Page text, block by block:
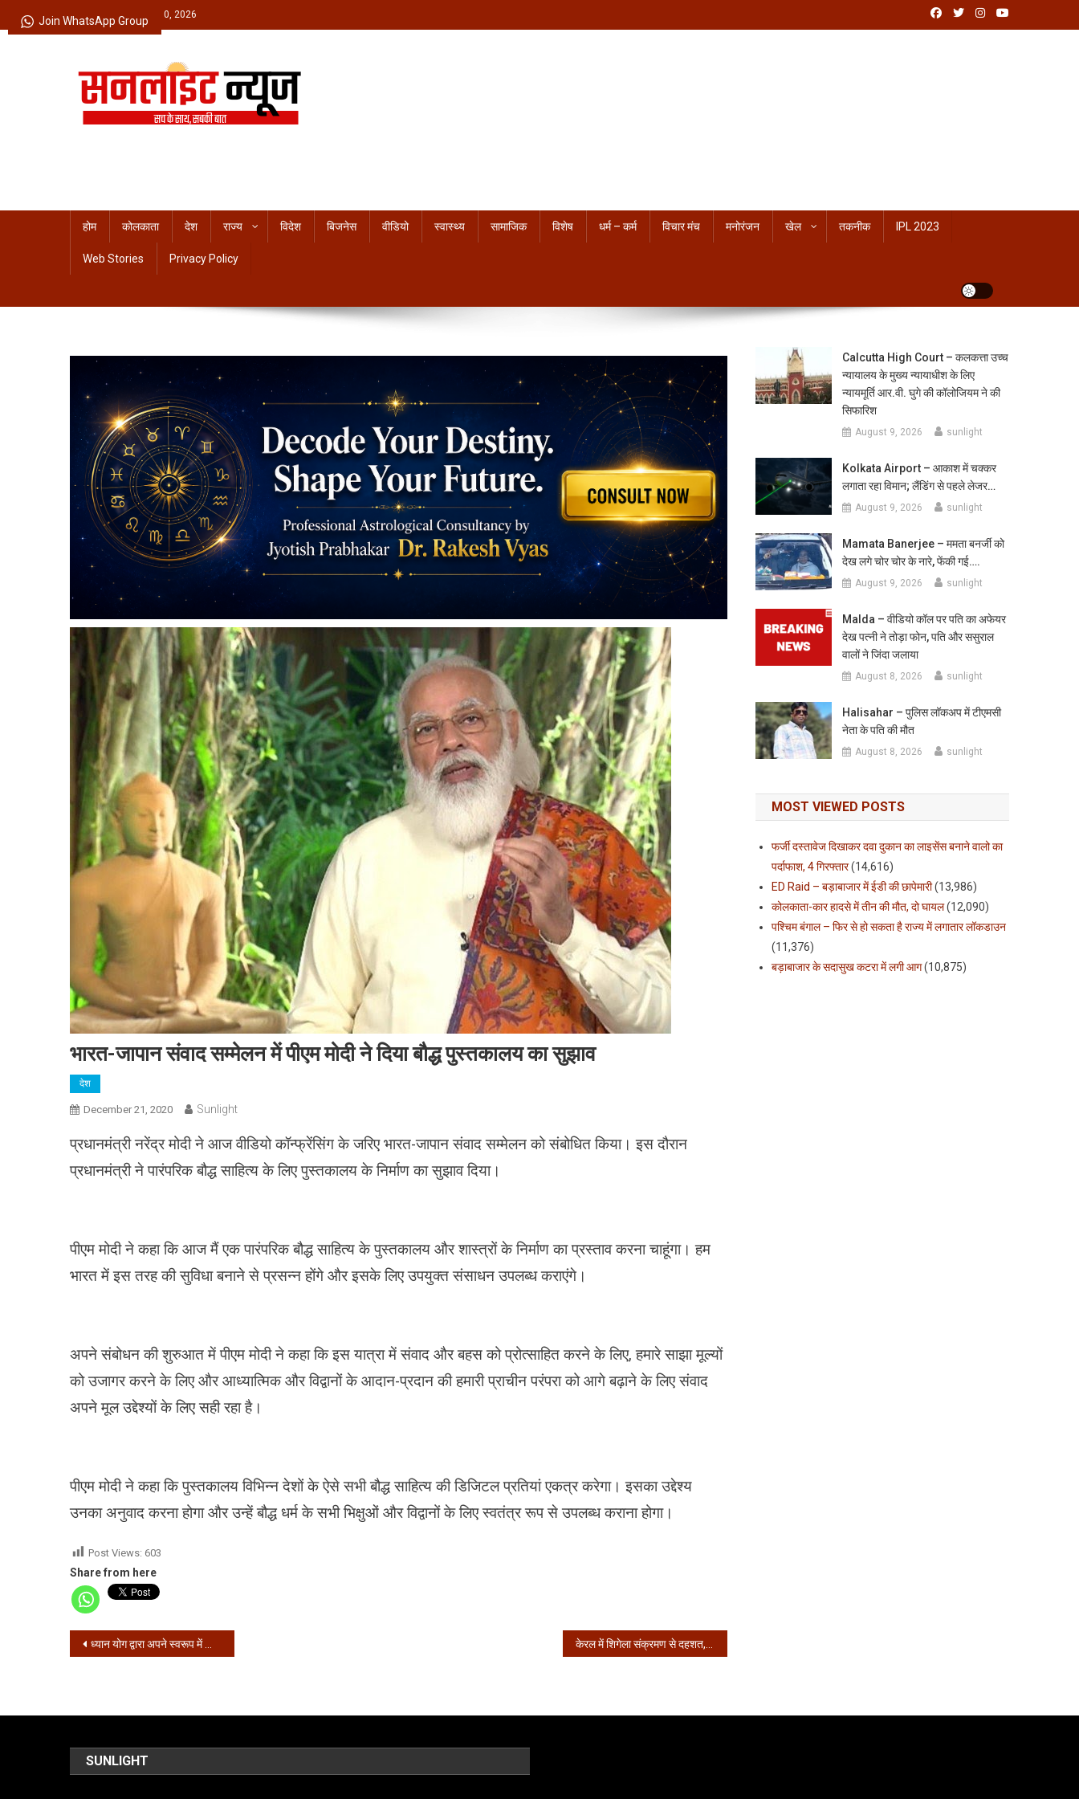
to
Monday, August 10, 2026
होम कोलकाता देश राज्य विदेश बिजनेस वीडियो स्वास्थ्य सामाजिक विशेष धर्म – कर्म विचार मंच मनोरंजन खेल तकनीक IPL 2023
Web Stories Privacy Policy
भारत-जापान संवाद सम्मेलन में पीएम मोदी ने दिया बौद्ध पुस्तकालय का सुझाव
देश
December 21, 2020 Sunlight
प्रधानमंत्री नरेंद्र मोदी ने आज वीडियो कॉन्फ्रेंसिंग के जरिए भारत-जापान संवाद सम्मेलन को संबोधित किया। इस दौरान
प्रधानमंत्री ने पारंपरिक बौद्ध साहित्य के लिए पुस्तकालय के निर्माण का सुझाव दिया।
पीएम मोदी ने कहा कि आज मैं एक पारंपरिक बौद्ध साहित्य के पुस्तकालय और शास्त्रों के निर्माण का प्रस्ताव करना चाहूंगा। हम
भारत में इस तरह की सुविधा बनाने से प्रसन्न होंगे और इसके लिए उपयुक्त संसाधन उपलब्ध कराएंगे।
अपने संबोधन की शुरुआत में पीएम मोदी ने कहा कि इस यात्रा में संवाद और बहस को प्रोत्साहित करने के लिए, हमारे साझा मूल्यों
को उजागर करने के लिए और आध्यात्मिक और विद्वानों के आदान-प्रदान की हमारी प्राचीन परंपरा को आगे बढ़ाने के लिए संवाद
अपने मूल उद्देश्यों के लिए सही रहा है।
पीएम मोदी ने कहा कि पुस्तकालय विभिन्न देशों के ऐसे सभी बौद्ध साहित्य की डिजिटल प्रतियां एकत्र करेगा। इसका उद्देश्य
उनका अनुवाद करना होगा और उन्हें बौद्ध धर्म के सभी भिक्षुओं और विद्वानों के लिए स्वतंत्र रूप से उपलब्ध कराना होगा।
Post Views: 603
Share from here
Post
ध्यान योग द्वारा अपने स्वरूप में स्थित हो सकते है – योगाचार्य राजेश व्यास केरल में शिगेला संक्रमण से दहशत, 11 साल के बच्चे की मौत, 6 संक्रमित
Calcutta High Court – कलकत्ता उच्च
न्यायालय के मुख्य न्यायाधीश के लिए
न्यायमूर्ति आर.वी. घुगे की कॉलोजियम ने की
सिफारिश
August 9, 2026 sunlight
Kolkata Airport – आकाश में चक्कर
लगाता रहा विमान; लैंडिंग से पहले लेजर…
August 9, 2026 sunlight
Mamata Banerjee – ममता बनर्जी को
देख लगे चोर चोर के नारे, फेंकी गई….
August 9, 2026 sunlight
Malda – वीडियो कॉल पर पति का अफेयर
देख पत्नी ने तोड़ा फोन, पति और ससुराल
वालों ने जिंदा जलाया
August 8, 2026 sunlight
Halisahar – पुलिस लॉकअप में टीएमसी
नेता के पति की मौत
August 8, 2026 sunlight
MOST VIEWED POSTS
फर्जी दस्तावेज दिखाकर दवा दुकान का लाइसेंस बनाने वालो का
पर्दाफाश, 4 गिरफ्तार(14,616)
ED Raid – बड़ाबाजार में ईडी की छापेमारी(13,986)
कोलकाता-कार हादसे में तीन की मौत, दो घायल(12,090)
पश्चिम बंगाल – फिर से हो सकता है राज्य में लगातार लॉकडाउन
(11,376)
बड़ाबाजार के सदासुख कटरा में लगी आग(10,875)
SUNLIGHT
Join WhatsApp Group